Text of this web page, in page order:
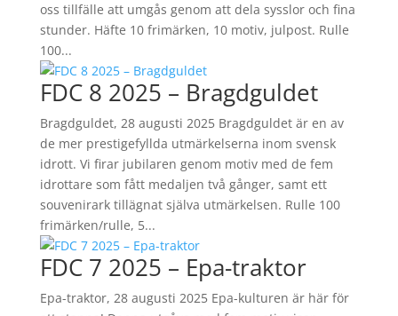
oss tillfälle att umgås genom att dela sysslor och fina
stunder. Häfte 10 frimärken, 10 motiv, julpost. Rulle
100...
FDC 8 2025 – Bragdguldet
Bragdguldet, 28 augusti 2025 Bragdguldet är en av
de mer prestigefyllda utmärkelserna inom svensk
idrott. Vi firar jubilaren genom motiv med de fem
idrottare som fått medaljen två gånger, samt ett
souvenirark tillägnat själva utmärkelsen. Rulle 100
frimärken/rulle, 5...
FDC 7 2025 – Epa-traktor
Epa-traktor, 28 augusti 2025 Epa-kulturen är här för